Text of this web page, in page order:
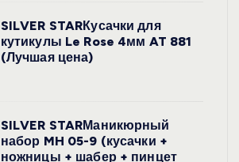
SILVER STARКусачки для
кутикулы Le Rose 4мм AT 881
(Лучшая цена)
SILVER STARМаникюрный
набор MH 05-9 (кусачки +
ножницы + шабер + пинцет